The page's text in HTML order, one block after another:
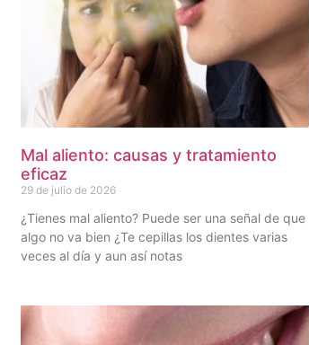
Mal aliento: causas y tratamiento
eficaz
29 de julio de 2026
¿Tienes mal aliento? Puede ser una señal de que
algo no va bien ¿Te cepillas los dientes varias
veces al día y aun así notas